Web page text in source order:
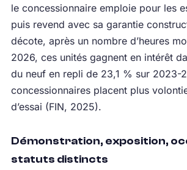
le concessionnaire emploie pour les
puis revend avec sa garantie
décote, après un nombre d’heures
2026, ces unités gagnent en intérêt
du neuf en repli de 23,1 % sur 2023-
concessionnaires placent plus
d’essai (FIN, 2025).
Démonstration, exposition,
statuts distincts